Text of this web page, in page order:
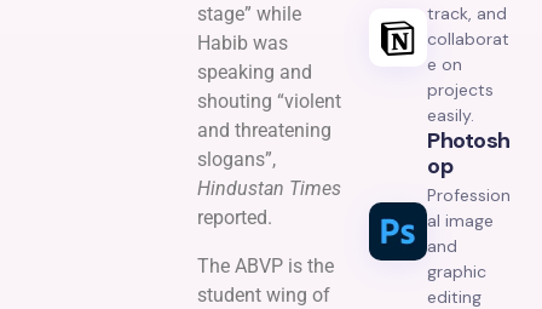
stage” while
Habib was
speaking and
shouting “violent
and threatening
slogans”,
Hindustan Times
reported.
The ABVP is the
student wing of
track, and
collaborat
e on
projects
easily.
Photosh
Op
Profession
al image
and
graphic
editing